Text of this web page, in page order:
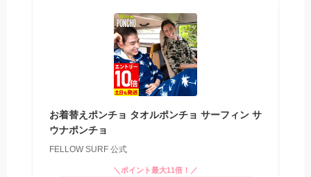
お着替えポンチョ タオルポンチョ サーフィン サ
ウナポンチョ
FELLOW SURF 公式
＼ポイント最大11倍！／